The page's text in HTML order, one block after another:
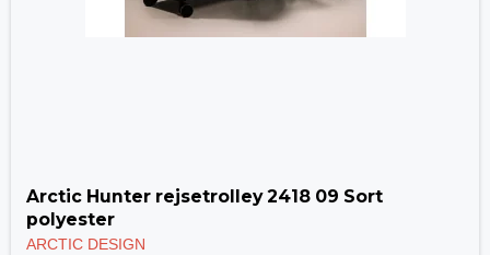
Arctic Hunter rejsetrolley 2418 09 Sort
polyester
ARCTIC DESIGN